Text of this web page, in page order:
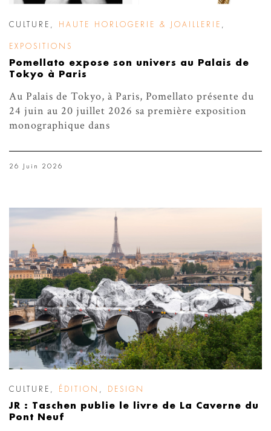
CULTURE HAUTE HORLOGERIE & JOAILLERIE
EXPOSITIONS
Pomellato expose son univers au Palais de
Tokyo à Paris
Au Palais de Tokyo, à Paris, Pomellato présente du
24 juin au 20 juillet 2026 sa première exposition
monographique dans
26 Juin 2026
CULTURE ÉDITION DESIGN
JR : Taschen publie le livre de La Caverne du
Pont Neuf